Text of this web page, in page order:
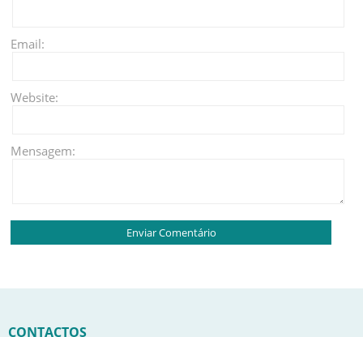
Email:
Website:
Mensagem:
CONTACTOS